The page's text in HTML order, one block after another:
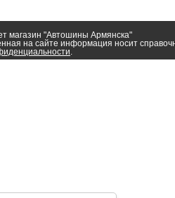
магазин "Автошины Армянска"
на сайте информация носит
.